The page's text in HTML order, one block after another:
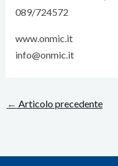
089/724572
www.onmic.it
info@onmic.it
← Articolo precedente